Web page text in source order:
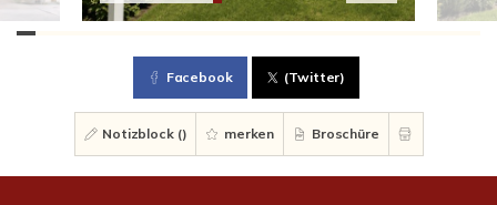
Facebook (Twitter)
Notizblock () merken Broschüre